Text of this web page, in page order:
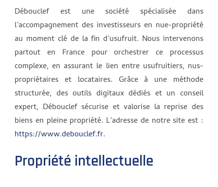
Débouclef est une société spécialisée dans
l’accompagnement des investisseurs en nue-propriété
au moment clé de la fin d’usufruit. Nous intervenons
partout en France pour orchestrer ce processus
complexe, en assurant le lien entre usufruitiers, nus-
propriétaires et locataires. Grâce à une méthode
structurée, des outils digitaux dédiés et un conseil
expert, Débouclef sécurise et valorise la reprise des
biens en pleine propriété. L’adresse de notre site est :
https://www.debouclef.fr.
Propriété intellectuelle